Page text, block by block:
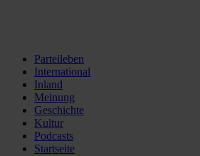
Parteileben
International
Inland
Meinung
Geschichte
Kultur
Podcasts
Startseite